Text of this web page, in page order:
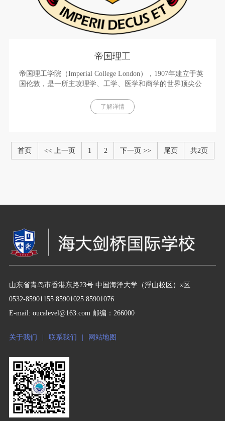
帝国理工
帝国理工学院（Imperial College London），1907年建立于英
国伦敦，是一所主攻理学、工学、医学和商学的世界顶尖公
College of Science， Technology and Medicine），我国教育部
正式译名为帝国理工学院，又称伦敦帝国学院。 [1] 帝国理
了解详情
首页 << 上一页 1 2 下一页 >> 尾页 共2页
山东省青岛市香港东路23号 中国海洋大学（浮山校区）x区
0532-85901155 85901025 85901076
E-mail: oucalevel@163.com 邮编：266000
关于我们 联系我们 网站地图